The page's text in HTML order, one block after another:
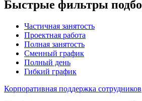
Быстрые фильтры
Частичная занятость
Проектная работа
Полная занятость
Сменный график
Полный день
Гибкий график
Корпоративная поддержка сотрудников